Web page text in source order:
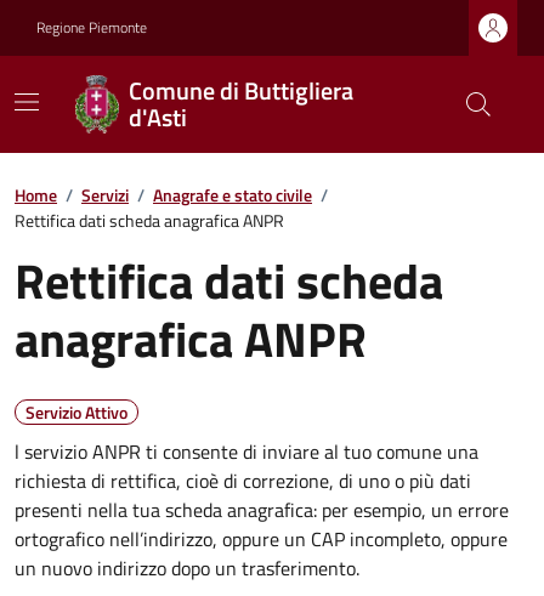
Regione Piemonte
Comune di Buttigliera
d'Asti
Home / Servizi / Anagrafe e stato civile /
Rettifica dati scheda anagrafica ANPR
Rettifica dati scheda
anagrafica ANPR
Servizio Attivo
l servizio ANPR ti consente di inviare al tuo comune una
richiesta di rettifica, cioè di correzione, di uno o più dati
presenti nella tua scheda anagrafica: per esempio, un errore
ortografico nell’indirizzo, oppure un CAP incompleto, oppure
un nuovo indirizzo dopo un trasferimento.